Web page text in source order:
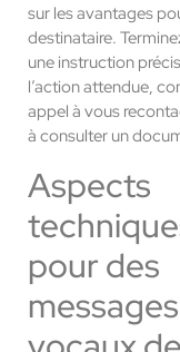
sur les avantages
destinataire.
une instruction
l’action attendue,
appel à vous
à consulter un
Aspects
pour des
messages